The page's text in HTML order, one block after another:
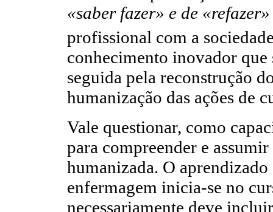
«saber fazer» e de «refazer»
profissional com a
conhecimento inovador
seguida pela reconstrução
humanização das ações de
Vale questionar, como
para compreender e
humanizada. O
enfermagem inicia-se no
necessariamente deve